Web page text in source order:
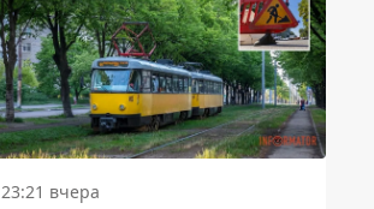
23:21 вчера